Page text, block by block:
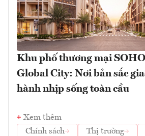
Khu phố thương mại
Global City: Nơi bản sắc
hành nhịp sống toàn cầu
Xem thêm
Chính sách
Thị trường